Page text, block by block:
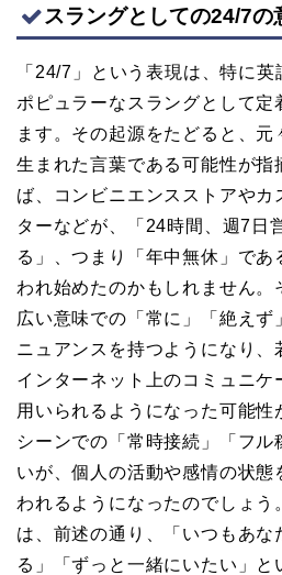
スラングとしての24/7の
「24/7」という表現は、特に
ポピュラーなスラングとして定
ます。その起源をたどると、
生まれた言葉である可能性が指
ば、コンビニエンスストアやカ
ターなどが、「24時間、週7日
る」、つまり「年中無休」であ
われ始めたのかもしれません。
広い意味での「常に」「絶えず
ニュアンスを持つようになり、
インターネット上のコミュニケ
用いられるようになった可能性
シーンでの「常時接続」「フル
いが、個人の活動や感情の状態
われるようになったのでしょう
は、前述の通り、「いつもあな
る」「ずっと一緒にいたい」と